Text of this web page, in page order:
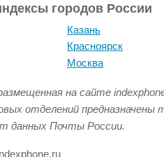
городов России
Казань
Красноярск
Москва
на сайте
отделений
данных Почты России.